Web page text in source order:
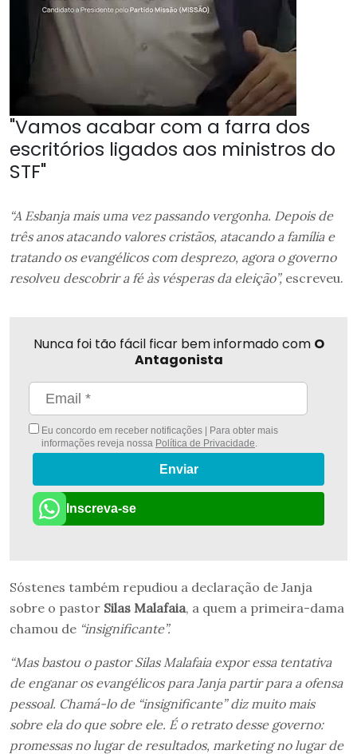
"Vamos acabar com a farra dos
escritórios ligados aos ministros do
STF"
“A Esbanja mais uma vez passando vergonha. Depois de
três anos atacando valores cristãos, atacando a família e
tratando os evangélicos com desprezo, agora o governo
resolveu descobrir a fé às vésperas da eleição”, escreveu.
Nunca foi tão fácil ficar bem informado com O
Antagonista
Eu concordo em receber notificações | Para obter mais
informações reveja nossa Política de Privacidade.
Enviar
Inscreva-se
Sóstenes também repudiou a declaração de Janja
sobre o pastor Silas Malafaia, a quem a primeira-dama
chamou de “insignificante”.
“Mas bastou o pastor Silas Malafaia expor essa tentativa
de enganar os evangélicos para Janja partir para a ofensa
pessoal. Chamá-lo de “insignificante” diz muito mais
sobre ela do que sobre ele. É o retrato desse governo:
promessas no lugar de resultados, marketing no lugar de